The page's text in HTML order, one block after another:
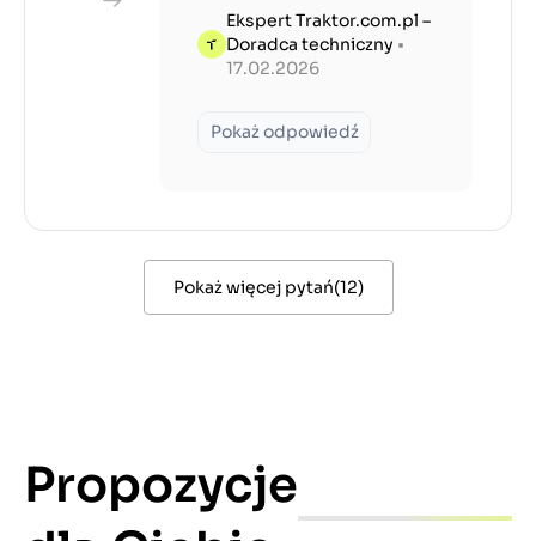
Ekspert Traktor.com.pl –
Doradca techniczny •
17.02.2026
Pokaż odpowiedź
Pokaż więcej pytań(12)
Propozycje